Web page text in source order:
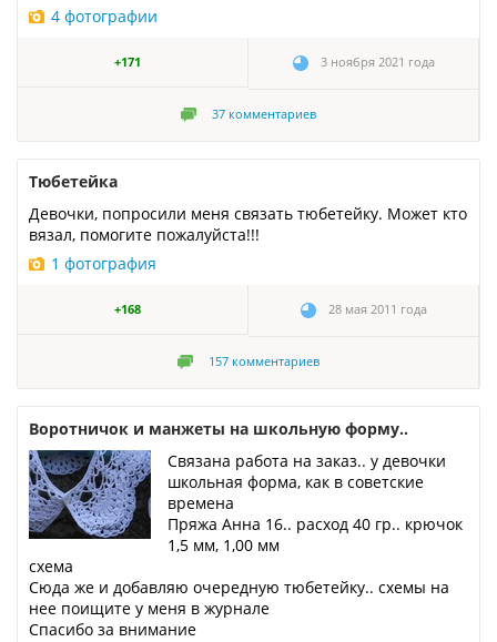
4 фотографии
+171 3 ноября 2021 года
37 комментариев
Тюбетейка
Девочки, попросили меня связать тюбетейку. Может кто
вязал, помогите пожалуйста!!!
1 фотография
+168 28 мая 2011 года
157 комментариев
Воротничок и манжеты на школьную форму..
Связана работа на заказ.. у девочки
школьная форма, как в советские
времена
Пряжа Анна 16.. расход 40 гр.. крючок
1,5 мм, 1,00 мм
схема
Сюда же и добавляю очередную тюбетейку.. схемы на
нее поищите у меня в журнале
Спасибо за внимание